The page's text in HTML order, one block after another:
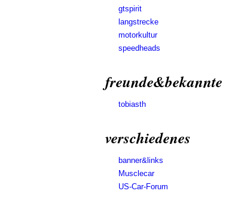
gtspirit
langstrecke
motorkultur
speedheads
freunde&bekannte
tobiasth
verschiedenes
banner&links
Musclecar
US-Car-Forum